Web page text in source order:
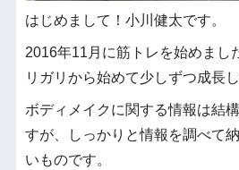
はじめまして！小川健太です。
2016年11月に筋トレを始めまし
リガリから始めて少しずつ成長し
ボディメイクに関する情報は結
すが、しっかりと情報を調べて
いものです。